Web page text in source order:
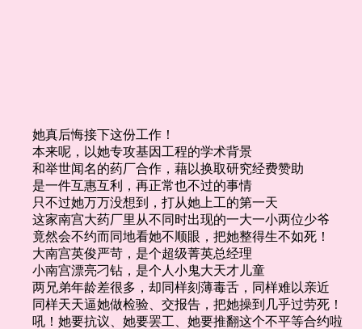
她真后悔接下这份工作！
本来呢，以她专攻基因工程的学术背景
和举世闻名的药厂合作，藉以换取研究经费赞助
是一件互惠互利，再正常也不过的事情
只不过她万万没想到，打从她上工的第一天
这家南宫大药厂里从不同时出现的一大一小两位少爷
竟然会不约而同地看她不顺眼，把她整得生不如死！
大南宫英俊严苛，是个超级菁英总经理
小南宫漂亮刁钻，是个人小鬼大天才儿童
两兄弟年龄差很多，却同样刻薄毒舌，同样难以亲近
同样天天逼她做检验、交报告，把她操到几乎过劳死！
吼！她要抗议、她要罢工、她要推翻这个不平等合约啦